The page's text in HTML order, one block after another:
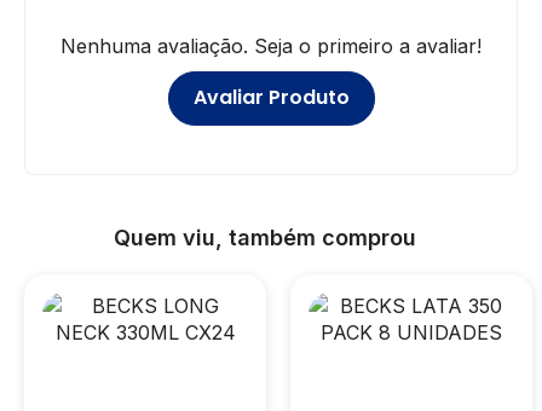
Nenhuma avaliação. Seja o primeiro a avaliar!
Avaliar Produto
Quem viu, também comprou